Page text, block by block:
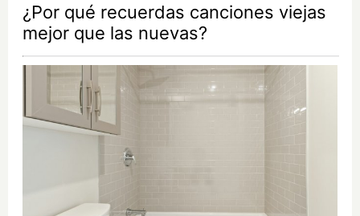
¿Por qué recuerdas canciones viejas
mejor que las nuevas?